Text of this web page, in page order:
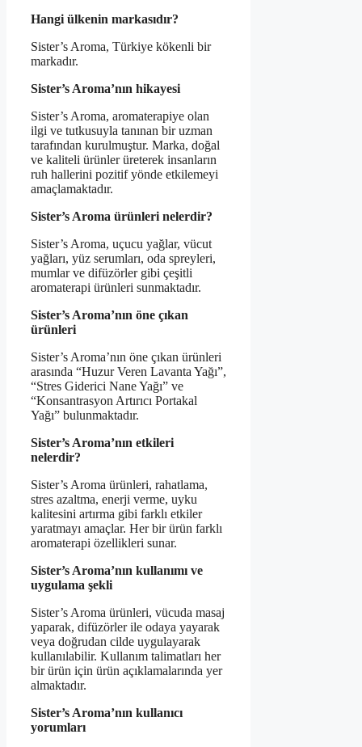
Hangi ülkenin markasıdır?
Sister’s Aroma, Türkiye kökenli bir
markadır.
Sister’s Aroma’nın hikayesi
Sister’s Aroma, aromaterapiye olan
ilgi ve tutkusuyla tanınan bir uzman
tarafından kurulmuştur. Marka, doğal
ve kaliteli ürünler üreterek insanların
ruh hallerini pozitif yönde etkilemeyi
amaçlamaktadır.
Sister’s Aroma ürünleri nelerdir?
Sister’s Aroma, uçucu yağlar, vücut
yağları, yüz serumları, oda spreyleri,
mumlar ve difüzörler gibi çeşitli
aromaterapi ürünleri sunmaktadır.
Sister’s Aroma’nın öne çıkan
ürünleri
Sister’s Aroma’nın öne çıkan ürünleri
arasında “Huzur Veren Lavanta Yağı”,
“Stres Giderici Nane Yağı” ve
“Konsantrasyon Artırıcı Portakal
Yağı” bulunmaktadır.
Sister’s Aroma’nın etkileri
nelerdir?
Sister’s Aroma ürünleri, rahatlama,
stres azaltma, enerji verme, uyku
kalitesini artırma gibi farklı etkiler
yaratmayı amaçlar. Her bir ürün farklı
aromaterapi özellikleri sunar.
Sister’s Aroma’nın kullanımı ve
uygulama şekli
Sister’s Aroma ürünleri, vücuda masaj
yaparak, difüzörler ile odaya yayarak
veya doğrudan cilde uygulayarak
kullanılabilir. Kullanım talimatları her
bir ürün için ürün açıklamalarında yer
almaktadır.
Sister’s Aroma’nın kullanıcı
yorumları